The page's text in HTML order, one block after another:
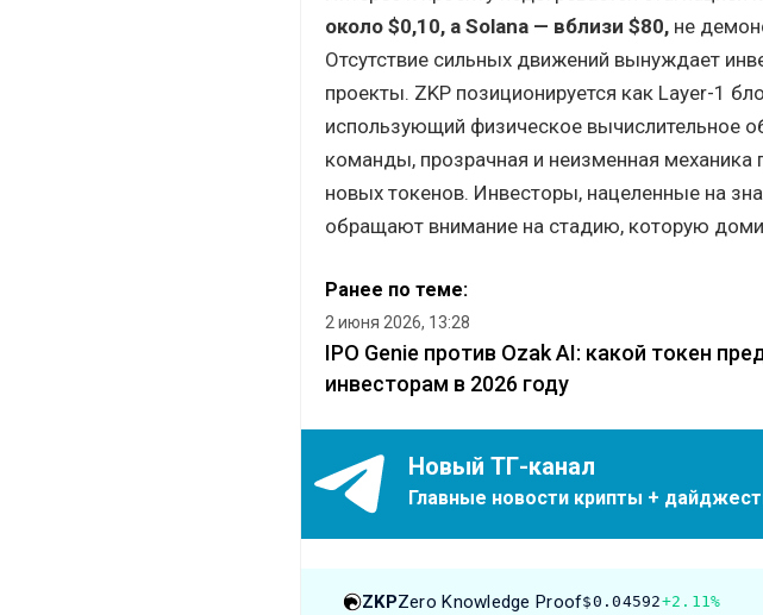
около $0,10, а Solana — вблизи $80, не
Отсутствие сильных движений вынуждает
проекты. ZKP позиционируется как Layer-1
использующий физическое вычислительное
команды, прозрачная и неизменная механика
новых токенов. Инвесторы, нацеленные на
обращают внимание на стадию, которую
Ранее по теме:
2 июня 2026, 13:28
IPO Genie против Ozak AI: какой токен
инвесторам в 2026 году
Новый ТГ-канал
Главные новости крипты +
ZKPZero Knowledge Proof$0.04592+2.11%